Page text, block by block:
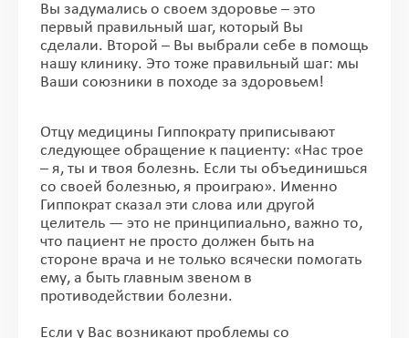
Вы задумались о своем здоровье – это
первый правильный шаг, который Вы
сделали. Второй – Вы выбрали себе в помощь
нашу клинику. Это тоже правильный шаг: мы
Ваши союзники в походе за здоровьем!
Отцу медицины Гиппократу приписывают
следующее обращение к пациенту: «Нас трое
– я, ты и твоя болезнь. Если ты объединишься
со своей болезнью, я проиграю». Именно
Гиппократ сказал эти слова или другой
целитель — это не принципиально, важно то,
что пациент не просто должен быть на
стороне врача и не только всячески помогать
ему, а быть главным звеном в
противодействии болезни.
Если у Вас возникают проблемы со